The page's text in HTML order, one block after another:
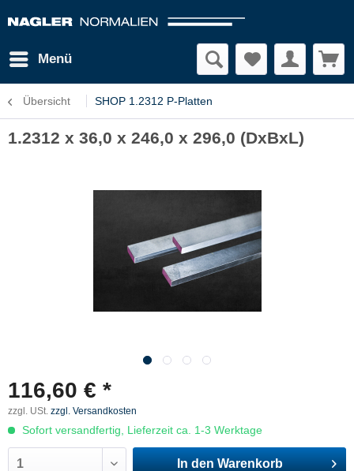
Menü
Übersicht SHOP 1.2312 P-Platten
1.2312 x 36,0 x 246,0 x 296,0 (DxBxL)
116,60 € *
zzgl. USt. zzgl. Versandkosten
Sofort versandfertig, Lieferzeit ca. 1-3 Werktage
In den Warenkorb